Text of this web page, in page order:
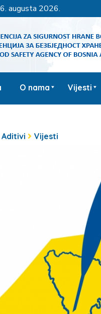
augusta 2026.
O nama Vijesti
Aditivi Vijesti